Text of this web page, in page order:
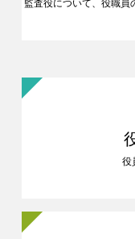
監査役について、役職員
役